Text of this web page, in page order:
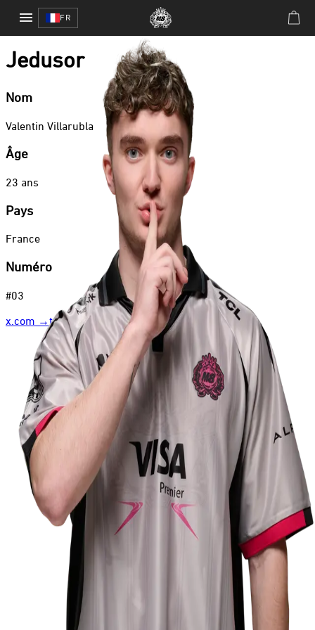
FR
Teamfight Tactics
Teamfight Tactics
Jedusor
Nom
Valentin Villarubla
Âge
23 ans
Pays
France
Numéro
#03
x.com →twitch.tv→